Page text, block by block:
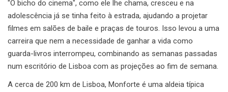
"O bicho do cinema", ​​como ele lhe chama, cresceu e na
adolescência já se tinha feito à estrada, ajudando a projetar
filmes em salões de baile e praças de touros. Isso levou a uma
carreira que nem a necessidade de ganhar a vida como
guarda-livros interrompeu, combinando as semanas passadas
num escritório de Lisboa com as projeções ao fim de semana.
A cerca de 200 km de Lisboa, Monforte é uma aldeia típica